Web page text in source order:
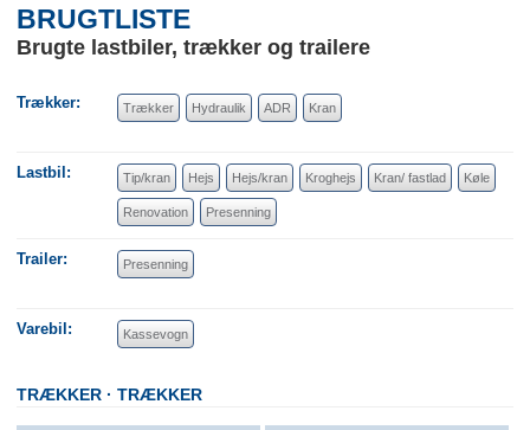
BRUGTLISTE
Brugte lastbiler, trækker og trailere
Trækker Trækker Hydraulik ADR Kran
Lastbil Tip/kran Hejs Hejs/kran Kroghejs Kran/ fastlad Køle
Renovation Presenning
Trailer Presenning
Varebil Kassevogn
TRÆKKER TRÆKKER